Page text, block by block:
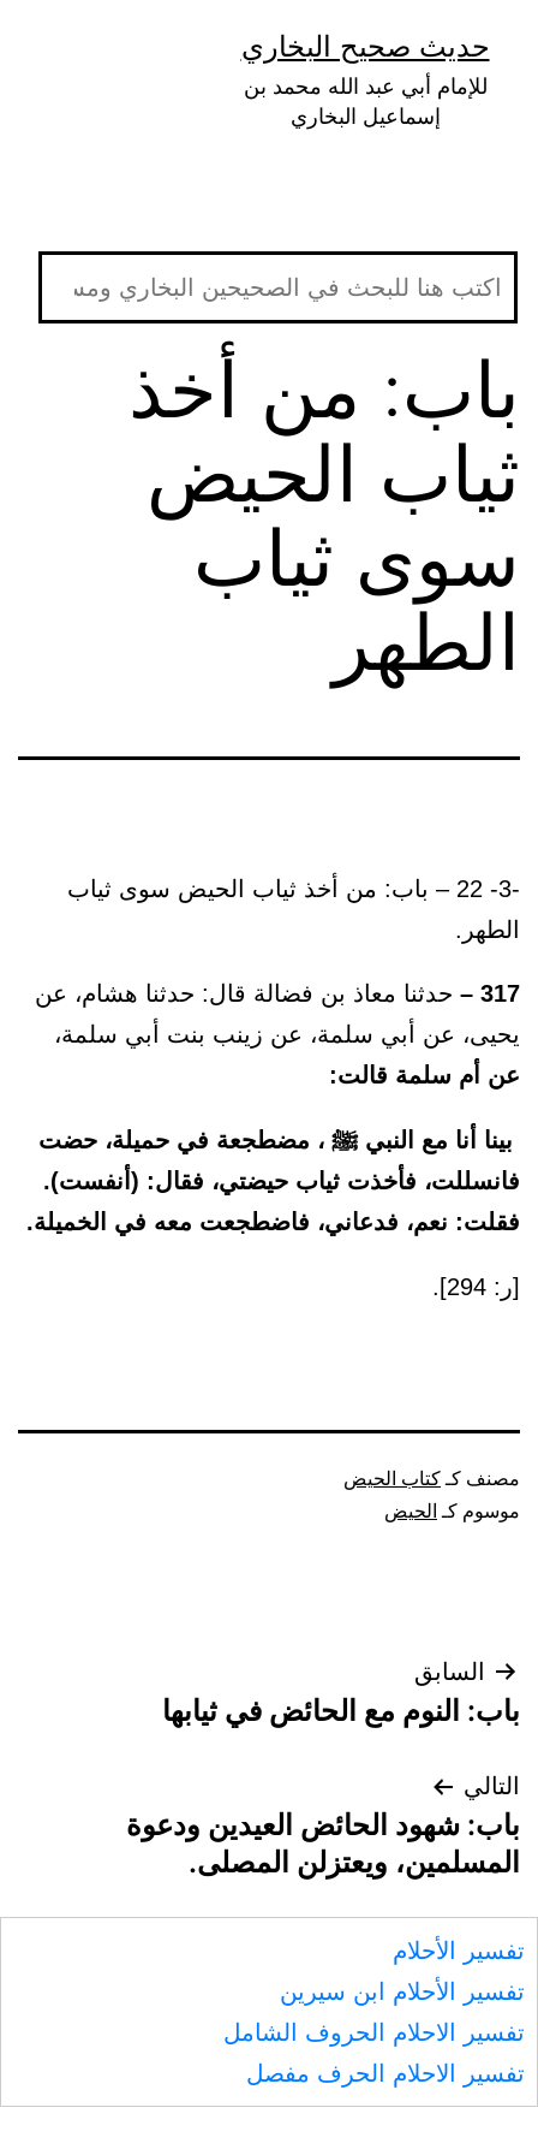
المحتوى
حديث صحيح البخاري
للإمام أبي عبد الله محمد بن
إسماعيل البخاري
باب: من أخذ
ثياب الحيض
سوى ثياب
الطهر
-3- 22 – باب: من أخذ ثياب الحيض سوى ثياب
الطهر.
317 –
حدثنا معاذ بن فضالة قال: حدثنا هشام، عن
يحيى، عن أبي سلمة، عن زينب بنت أبي سلمة،
عن أم سلمة قالت:
بينا أنا مع النبي ﷺ ، مضطجعة في حميلة، حضت
فانسللت، فأخذت ثياب حيضتي، فقال: (أنفست).
فقلت: نعم، فدعاني، فاضطجعت معه في الخميلة.
[ر: 294].
مصنف كـكتاب الحيض
موسوم كـ الحيض
تصفّح
المقالات
السابق
باب: النوم مع الحائض في ثيابها
التالي
باب: شهود الحائض العيدين ودعوة
المسلمين، ويعتزلن المصلى.
تفسير الأحلام
تفسير الأحلام ابن سيرين
تفسير الاحلام الحروف الشامل
تفسير الاحلام الحرف مفصل